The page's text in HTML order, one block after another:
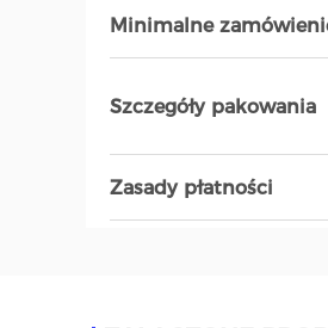
Minimalne
Szczegóły pakowania
Zasady płatności